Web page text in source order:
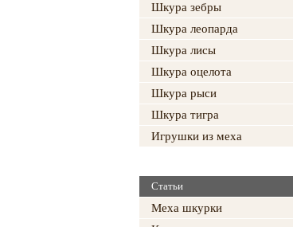
Шкура зебры
Шкура леопарда
Шкура лисы
Шкура оцелота
Шкура рыси
Шкура тигра
Игрушки из меха
Статьи
Меха шкурки